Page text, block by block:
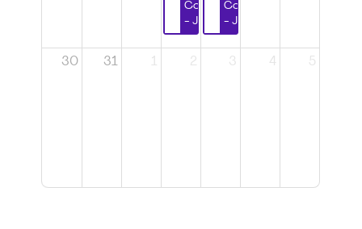
Complexes
- Jour 1
Complexes
- Jour 2
30 31 1 2 3 4 5